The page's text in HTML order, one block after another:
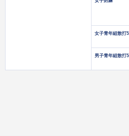
女子青年組散打
男子青年組散打